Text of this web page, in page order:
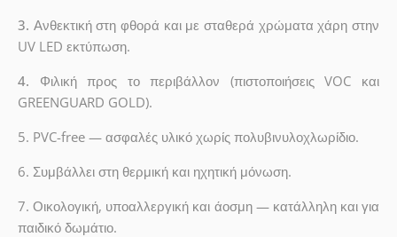
3. Ανθεκτική στη φθορά και με σταθερά χρώματα χάρη στην
UV LED εκτύπωση.
4. Φιλική προς το περιβάλλον (πιστοποιήσεις VOC και
GREENGUARD GOLD).
5. PVC-free — ασφαλές υλικό χωρίς πολυβινυλοχλωρίδιο.
6. Συμβάλλει στη θερμική και ηχητική μόνωση.
7. Οικολογική, υποαλλεργική και άοσμη — κατάλληλη και για
παιδικό δωμάτιο.